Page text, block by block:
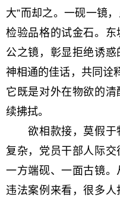
大”而却之。一砚一镜
检验品格的试金石。
公之镜，彰显拒绝诱
神相通的佳话，共同诠
它既是对外在物欲的
续拂拭。
欲相款接，莫假于
复杂，党员干部人际
一方端砚、一面古镜
违法案例来看，很多人